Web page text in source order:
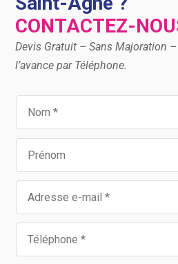
CONTACTEZ-
Devis Gratuit – Sans Majoration
l’avance par Téléphone.